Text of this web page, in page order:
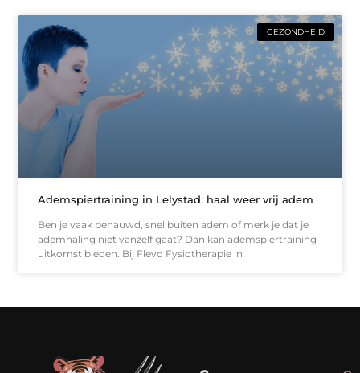
GEZONDHEID
Ademspiertraining in Lelystad: haal weer vrij adem
Ben je vaak benauwd, snel buiten adem of merk je dat je
ademhaling niet vanzelf gaat? Dan kan ademspiertraining
uitkomst bieden. Bij Flevo Fysiotherapie in